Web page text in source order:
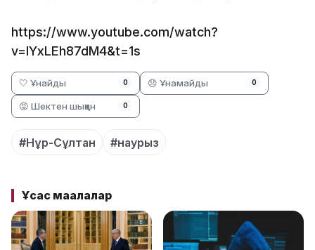
https://www.youtube.com/watch?
v=lYxLEh87dM4&t=1s
🤍 Ұнайды 0 😞 Ұнамайды 0
😡 Шектен шыққан 0
#Нұр-Сұлтан #наурыз
Ұқсас мақалалар